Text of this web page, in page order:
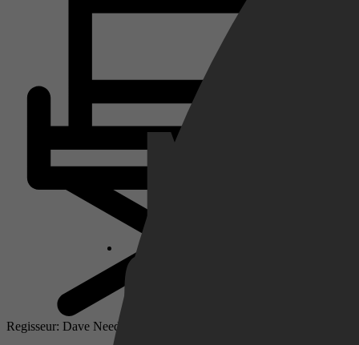
Regisseur: Dave Needham